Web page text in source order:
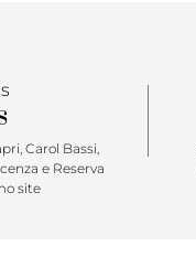
Carol Bassi,
e Reserva
site